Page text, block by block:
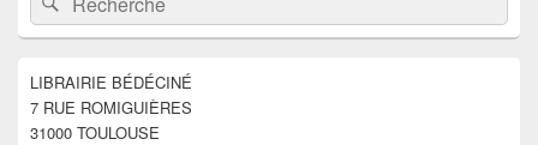
de
widget
barre
latérale
LIBRAIRIE BÉDÉCINÉ
7 RUE ROMIGUIÈRES
31000 TOULOUSE